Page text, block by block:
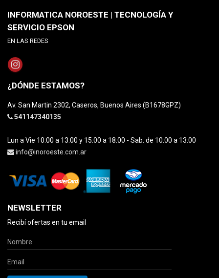
INFORMATICA NOROESTE | TECNOLOGÍA Y
SERVICIO EPSON
EN LAS REDES
¿DÓNDE ESTAMOS?
Av. San Martin 2302, Caseros, Buenos Aires (B1678GPZ)
541147340135
Lun a Vie 10:00 a 13:00 y 15:00 a 18:00 - Sab. de 10:00 a 13:00
info@inoroeste.com.ar
NEWSLETTER
Recibí ofertas en tu email